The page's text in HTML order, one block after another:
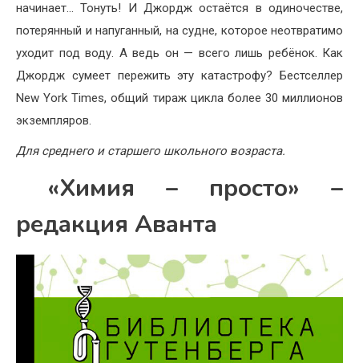
начинает… Тонуть! И Джордж остаётся в одиночестве,
потерянный и напуганный, на судне, которое неотвратимо
уходит под воду. А ведь он — всего лишь ребёнок. Как
Джордж сумеет пережить эту катастрофу? Бестселлер
New York Times, общий тираж цикла более 30 миллионов
экземпляров.
Для среднего и старшего школьного возраста.
«Химия – просто» –
редакция Аванта